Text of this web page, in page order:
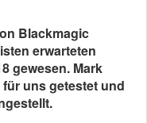
Blackmagic
erwarteten
gewesen. Mark
für uns getestet und